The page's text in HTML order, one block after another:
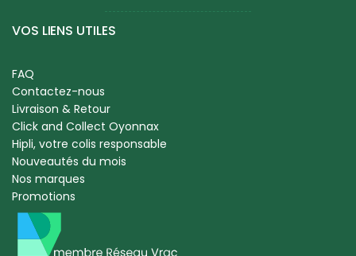
VOS LIENS UTILES
FAQ
Contactez-nous
Livraison & Retour
Click and Collect Oyonnax
Hipli, votre colis responsable
Nouveautés du mois
Nos marques
Promotions